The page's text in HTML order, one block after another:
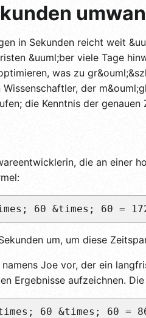
in Sekunden reicht weit
&uuml;ber viele Tage
was zu
der
die Kenntnis der
die an einer
60 &times; 60 =
um, um diese
Joe vor, der ein
Ergebnisse aufzeichnen.
60 &times; 60 =